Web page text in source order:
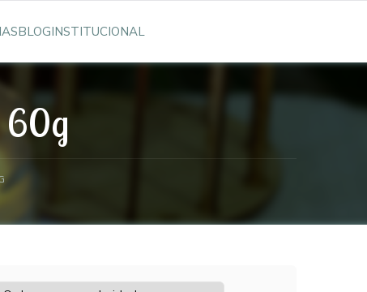
BLOGINSTITUCIONAL
60g